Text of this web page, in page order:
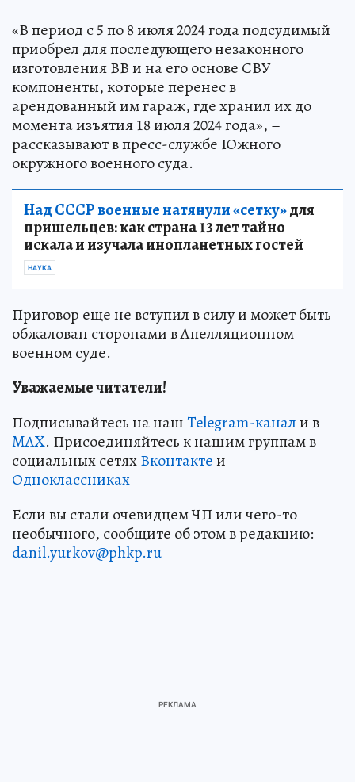
«В период с 5 по 8 июля 2024 года подсудимый
приобрел для последующего незаконного
изготовления ВВ и на его основе СВУ
компоненты, которые перенес в
арендованный им гараж, где хранил их до
момента изъятия 18 июля 2024 года», –
рассказывают в пресс-службе Южного
окружного военного суда.
Над СССР военные натянули «сетку»для
пришельцев: как страна 13 лет тайно
искала и изучала инопланетных гостей
НАУКА
Приговор еще не вступил в силу и может быть
обжалован сторонами в Апелляционном
военном суде.
Уважаемые читатели!
Подписывайтесь на нашTelegram-канали в
MAX. Присоединяйтесь к нашим группам в
социальных сетяхВконтактеи
Одноклассниках
Если вы стали очевидцем ЧП или чего-то
необычного, сообщите об этом в редакцию:
danil.yurkov@phkp.ru